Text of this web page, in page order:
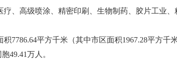
、高级喷涂、精密印刷、生物制药、胶片工业
7786.64平方千米（其中市区面积1967.28平方
49.41万人。